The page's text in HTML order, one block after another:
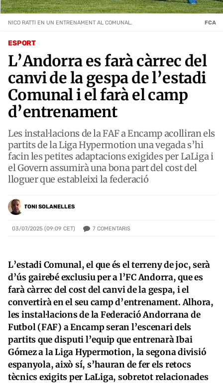
ESPORT
L’Andorra es farà càrrec del
canvi de la gespa de l’estadi
Comunal i el farà el camp
d’entrenament
Les instal·lacions de la FAF a Encamp acolliran els
partits de la Liga Hypermotion una vegada s’hi
facin les petites adaptacions exigides per LaLiga i
el Govern assumirà una bona part del cost del
lloguer que estableixi la federació
TONI SOLANELLES
03/07/2025 (09:09 CET) 7 COMENTARIS
NICO RATTI EN UN ENTRENAMENT AL COMUNAL. FCA
L’estadi Comunal, el que és el terreny de joc, serà
d’ús gairebé exclusiu per a l’FC Andorra, que es
farà càrrec del cost del canvi de la gespa, i el
convertirà en el seu camp d’entrenament. Alhora,
les instal·lacions de la Federació Andorrana de
Futbol (FAF) a Encamp seran l’escenari dels
partits que disputi l’equip que entrenarà Ibai
Gómez a la Liga Hypermotion, la segona divisió
espanyola, això sí, s’hauran de fer els retocs
tècnics exigits per LaLiga, sobretot relacionades